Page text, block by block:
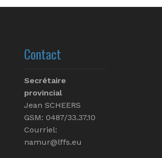
Contact
Secrétaire
provincial
Jean SCHEERS
GSM: 0487/33.37.10
Courriel:
namur@lffs.eu